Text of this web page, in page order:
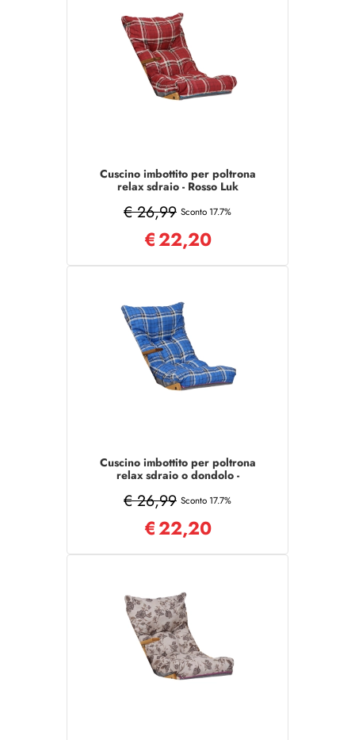
Cuscino imbottito per poltrona
relax sdraio - Rosso Luk
€ 26,99 Sconto 17.7%
€22,20
Cuscino imbottito per poltrona
relax sdraio o dondolo -
€ 26,99 Sconto 17.7%
€22,20